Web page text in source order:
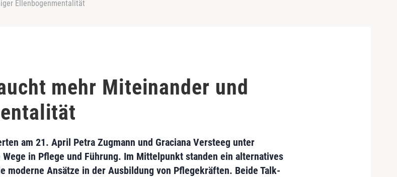
Ellenbogenmentalität
mehr Miteinander und
am 21. April Petra Zugmann und Graciana Versteeg unter
in Pflege und Führung. Im Mittelpunkt standen ein alternatives
moderne Ansätze in der Ausbildung von Pflegekräften. Beide Talk-